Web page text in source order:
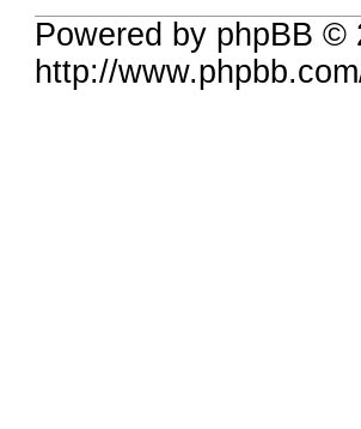
Powered by phpBB ©
http://